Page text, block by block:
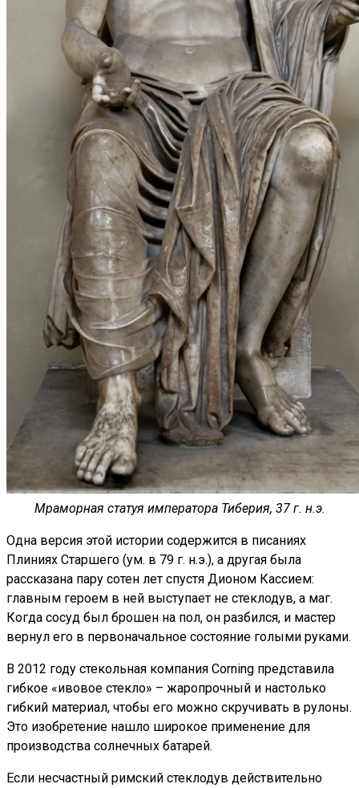
Мраморная статуя императора Тиберия, 37 г. н.э.
Одна версия этой истории содержится в писаниях
Плиниях Старшего (ум. в 79 г. н.э.), а другая была
рассказана пару сотен лет спустя Дионом Кассием:
главным героем в ней выступает не стеклодув, а маг.
Когда сосуд был брошен на пол, он разбился, и мастер
вернул его в первоначальное состояние голыми руками.
В 2012 году стекольная компания Corning представила
гибкое «ивовое стекло» – жаропрочный и настолько
гибкий материал, чтобы его можно скручивать в рулоны.
Это изобретение нашло широкое применение для
производства солнечных батарей.
Если несчастный римский стеклодув действительно